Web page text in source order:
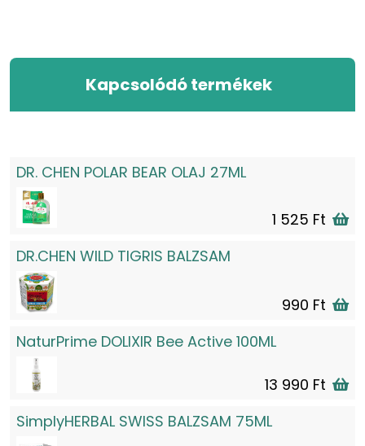
Kapcsolódó termékek
DR. CHEN POLAR BEAR OLAJ 27ML
1 525 Ft
DR.CHEN WILD TIGRIS BALZSAM
990 Ft
NaturPrime DOLIXIR Bee Active 100ML
13 990 Ft
SimplyHERBAL SWISS BALZSAM 75ML